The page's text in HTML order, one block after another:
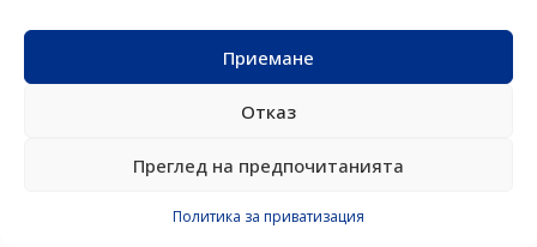
Приемане
Отказ
Преглед на предпочитанията
Политика за приватизация
dane